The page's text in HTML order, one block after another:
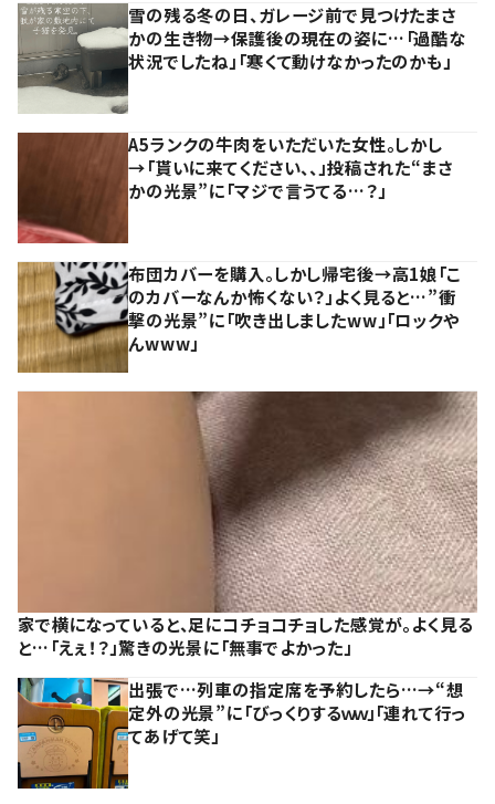
雪の残る冬の日、ガレージ前で見つけたまさ
かの生き物→保護後の現在の姿に…「過酷な
状況でしたね」「寒くて動けなかったのかも」
A5ランクの牛肉をいただいた女性。しかし
→「貰いに来てください、、」投稿された“まさ
かの光景”に「マジで言うてる…？」
布団カバーを購入。しかし帰宅後→高1娘「こ
のカバーなんか怖くない？」よく見ると…”衝
撃の光景”に「吹き出しましたww」「ロックや
んwww」
家で横になっていると、足にコチョコチョした感覚が。よく見る
と…「えぇ！？」驚きの光景に「無事でよかった」
出張で…列車の指定席を予約したら…→“想
定外の光景”に「びっくりするｗｗ」「連れて行っ
てあげて笑」